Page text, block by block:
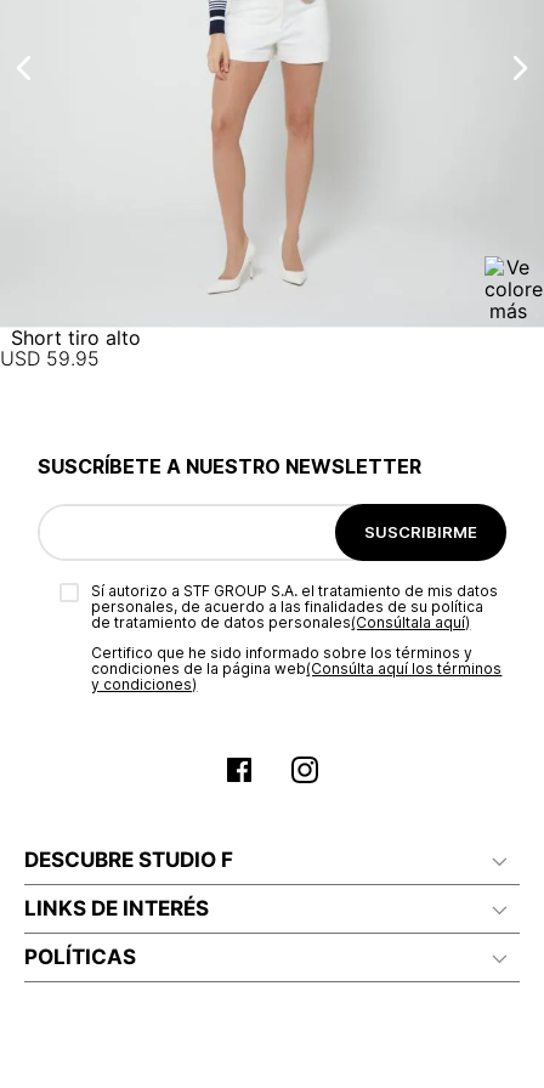
electrónico con la confirmación del mismo. Para revisar el
estado de tu compra puedes ingresar al menú de “Mi cuenta -
Mis Pedidos” en nuestra página web
Short tiro alto
USD 59.95
SUSCRÍBETE A NUESTRO NEWSLETTER
SUSCRIBIRME
Sí autorizo a STF GROUP S.A. el tratamiento de mis datos
personales, de acuerdo a las finalidades de su política
de tratamiento de datos personales‎(Consúltala aquí)
Certifico que he sido informado sobre los términos y
condiciones de la página web‎(Consúlta aquí los términos
y condiciones)
DESCUBRE STUDIO F
LINKS DE INTERÉS
POLÍTICAS